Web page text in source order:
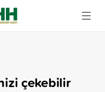
çekebilir